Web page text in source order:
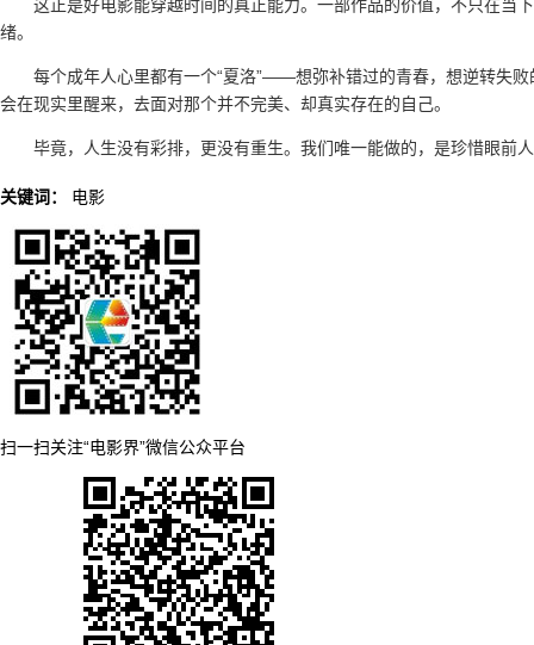
这正是好电影能穿越时间的真正能力。一部作品的价值，不只在当
绪。
每个成年人心里都有一个“夏洛”——想弥补错过的青春，想逆转失
会在现实里醒来，去面对那个并不完美、却真实存在的自己。
毕竟，人生没有彩排，更没有重生。我们唯一能做的，是珍惜眼前
关键词： 电影
扫一扫关注“电影界”微信公众平台